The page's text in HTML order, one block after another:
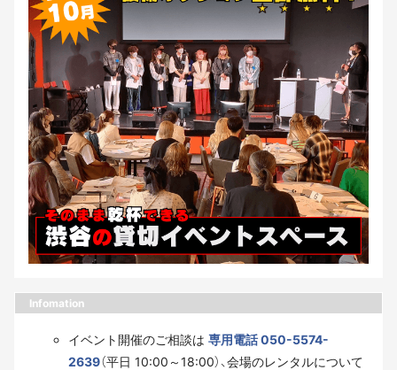
Infomation
イベント開催のご相談は 専用電話 050-5574-
2639（平日 10:00～18:00）、会場のレンタルについて